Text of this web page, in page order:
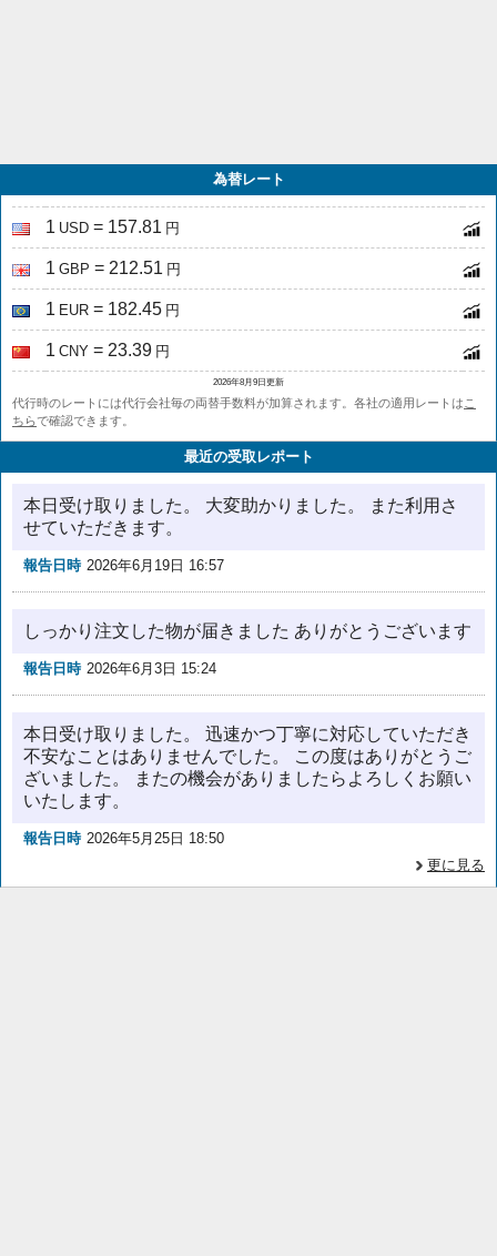
為替レート
1 USD = 157.81 円
1 GBP = 212.51 円
1 EUR = 182.45 円
1 CNY = 23.39 円
2026年8月9日更新
代行時のレートには代行会社毎の両替手数料が加算されます。各社の適用レートはこ
ちらで確認できます。
最近の受取レポート
本日受け取りました。 大変助かりました。 また利用さ
せていただきます。
報告日時 2026年6月19日 16:57
しっかり注文した物が届きました ありがとうございます
報告日時 2026年6月3日 15:24
本日受け取りました。 迅速かつ丁寧に対応していただき
不安なことはありませんでした。 この度はありがとうご
ざいました。 またの機会がありましたらよろしくお願い
いたします。
報告日時 2026年5月25日 18:50
更に見る